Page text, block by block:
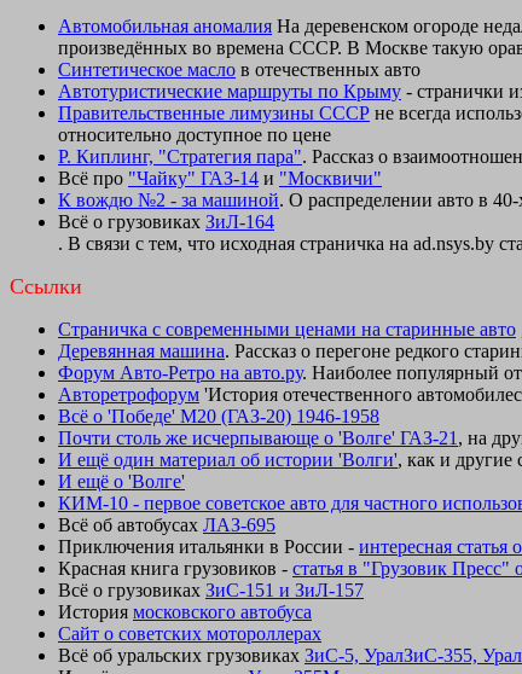
Автомобильная аномалия На деревенском огороде
произведённых во времена СССР. В Москве такую
Синтетическое масло в отечественных авто
Автотуристические маршруты по Крыму - странички
Правительственные лимузины СССР не всегда
относительно доступное по цене
Р. Киплинг, "Стратегия пара". Рассказ о
Всё про "Чайку" ГАЗ-14 и "Москвичи"
К вождю №2 - за машиной. О распределении авто в 40-
Всё о грузовиках ЗиЛ-164
. В связи с тем, что исходная страничка на ad.nsys.by
Ссылки
Страничка с современными ценами на старинные авто
Деревянная машина. Рассказ о перегоне редкого
Форум Авто-Ретро на авто.ру. Наиболее популярный
Авторетрофорум 'История отечественного
Всё о 'Победе' М20 (ГАЗ-20) 1946-1958
Почти столь же исчерпывающе о 'Волге' ГАЗ-21 , на
И ещё один материал об истории 'Волги', как и другие
И ещё о 'Волге'
КИМ-10 - первое советское авто для частного
Всё об автобусах ЛАЗ-695
Приключения итальянки в России - интересная статья
Красная книга грузовиков - статья в "Грузовик Пресс"
Всё о грузовиках ЗиС-151 и ЗиЛ-157
История московского автобуса
Сайт о советских мотороллерах
Всё об уральских грузовиках ЗиС-5, УралЗиС-355,